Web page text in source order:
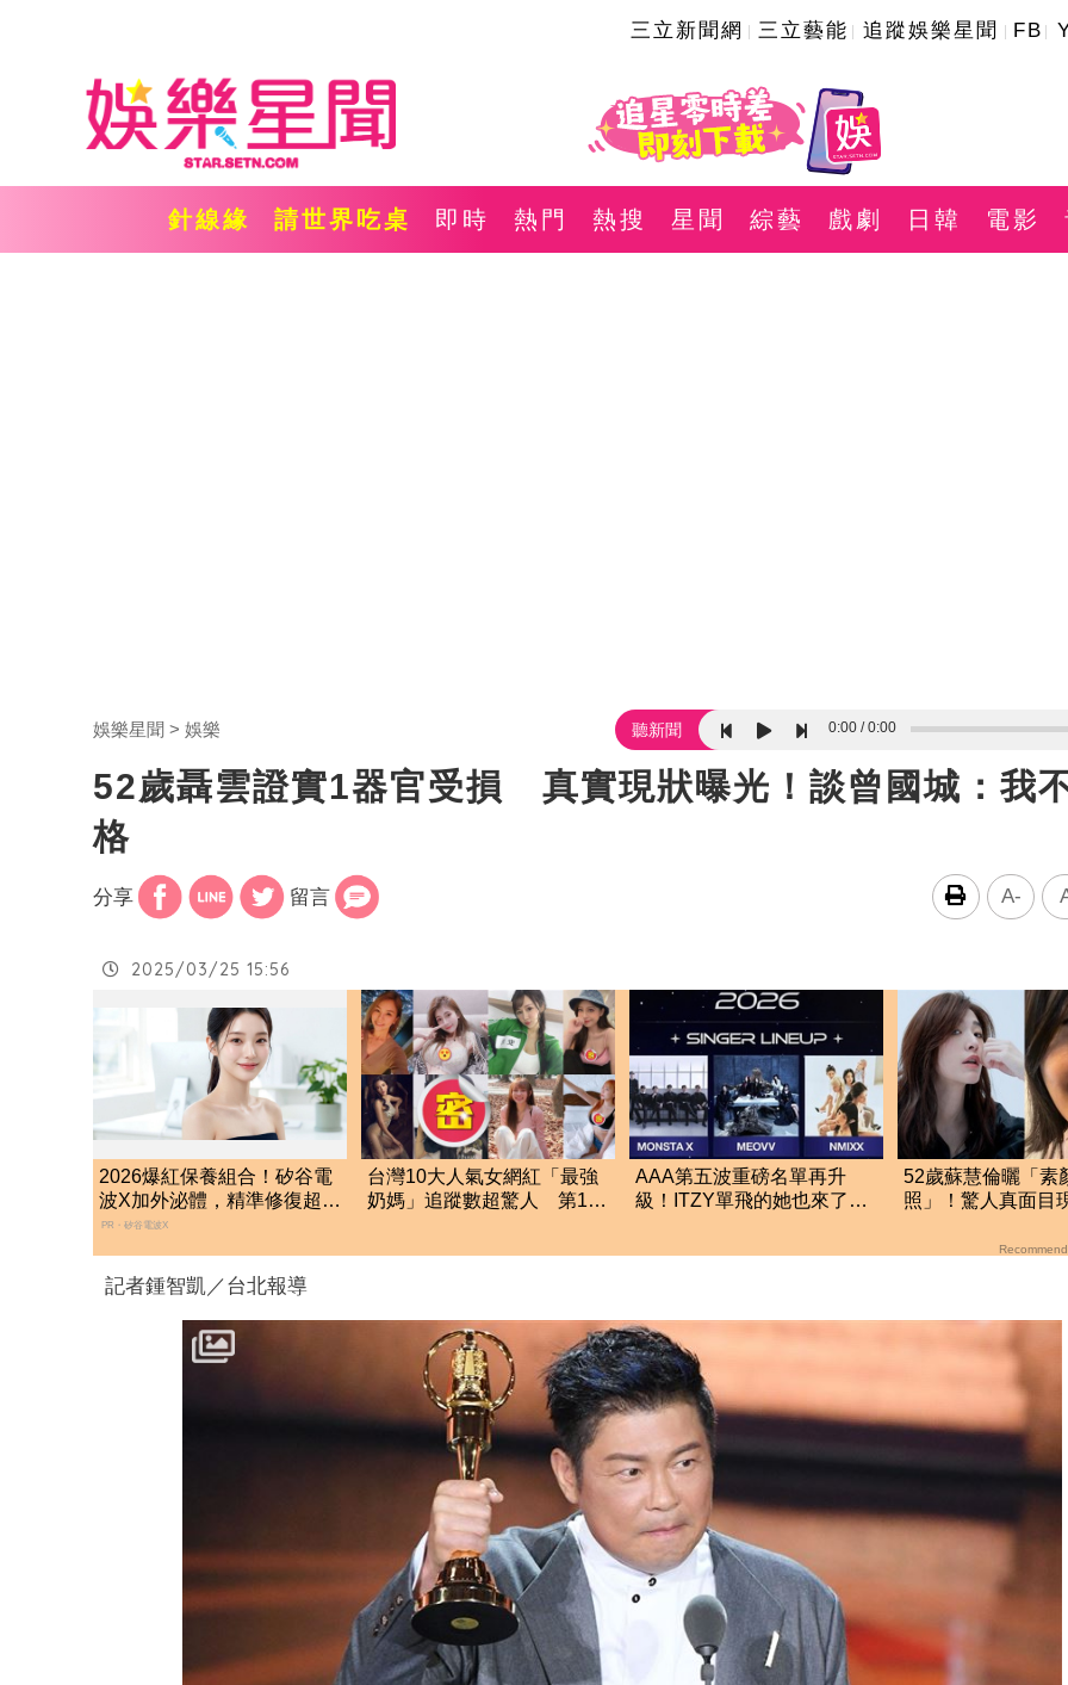
三立新聞網 三立藝能 追蹤娛樂星聞 FB
針線緣 請世界吃桌 即時 熱門 熱搜 星聞 綜藝 戲劇 日韓 電影
娛樂星聞 娛樂 聽新聞 0:00 0:00
52歲聶雲證實1器官受損 真實現狀曝光！談曾國城：我
格
分享 留言 A-
2025/03/25 15:56
2026爆紅保養組合！矽谷電
波X加外泌體，精準修復超有
感
PR・矽谷電波X
台灣10大人氣女網紅「最強
奶媽」追蹤數超驚人 第13
AAA第五波重磅名單再升
級！ITZY單飛的她也來了
52歲蘇慧倫曬「素
照」！驚人真面
記者鍾智凱／台北報導